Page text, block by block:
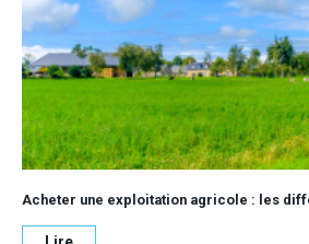
Acheter une exploitation agricole : les